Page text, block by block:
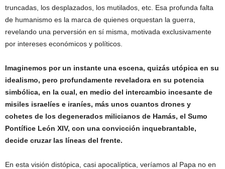
truncadas, los desplazados, los mutilados, etc. Esa profunda falta
de humanismo es la marca de quienes orquestan la guerra,
revelando una perversión en sí misma, motivada exclusivamente
por intereses económicos y políticos.
Imaginemos por un instante una escena, quizás utópica en su
idealismo, pero profundamente reveladora en su potencia
simbólica, en la cual, en medio del intercambio incesante de
misiles israelíes e iraníes, más unos cuantos drones y
cohetes de los degenerados milicianos de Hamás, el Sumo
Pontífice León XIV, con una convicción inquebrantable,
decide cruzar las líneas del frente.
En esta visión distópica, casi apocalíptica, veríamos al Papa no en